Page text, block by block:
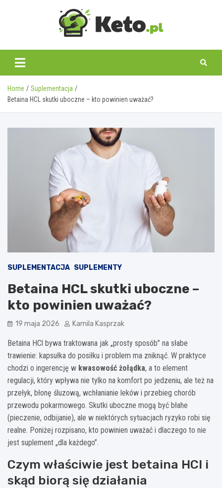
keto.pl
Home
Suplementacja
Betaina HCL skutki uboczne – kto powinien uważać?
SUPLEMENTACJA SUPLEMENTY
Betaina HCL skutki uboczne –
kto powinien uważać?
19 maja 2026 Kamila Kasprzak
Betaina HCl bywa traktowana jak „prosty sposób” na słabe
trawienie: kapsułka do posiłku i problem ma zniknąć. W praktyce
chodzi o ingerencję w kwasowość żołądka, a to element
regulacji, który wpływa nie tylko na komfort po jedzeniu, ale też na
przełyk, błonę śluzową, wchłanianie leków i przebieg chorób
przewodu pokarmowego. Skutki uboczne mogą być błahe
(pieczenie, odbijanie), ale w niektórych sytuacjach ryzyko robi się
realne. Poniżej rozpisano, kto powinien uważać i dlaczego to nie
jest suplement „dla każdego”.
Czym właściwie jest betaina HCl i
skąd biorą się działania